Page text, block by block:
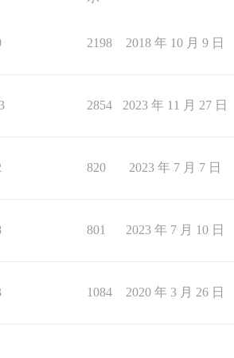
2198 2018 年 10 月 9 日
2854 2023 年 11 月 27 日
820 2023 年 7 月 7 日
801 2023 年 7 月 10 日
1084 2020 年 3 月 26 日